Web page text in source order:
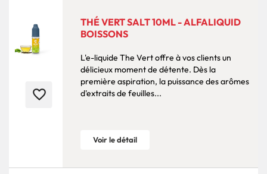
favorite_border
THÉ VERT SALT 10ML - ALFALIQUID
BOISSONS
L'e-liquide The Vert offre à vos clients un
délicieux moment de détente. Dès la
première aspiration, la puissance des arômes
d'extraits de feuilles...
Voir le détail